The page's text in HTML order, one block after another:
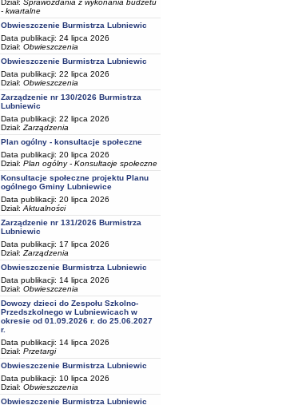
Dział: Sprawozdania z wykonania budżetu
- kwartalne
Obwieszczenie Burmistrza Lubniewic
Data publikacji: 24 lipca 2026
Dział: Obwieszczenia
Obwieszczenie Burmistrza Lubniewic
Data publikacji: 22 lipca 2026
Dział: Obwieszczenia
Zarządzenie nr 130/2026 Burmistrza
Lubniewic
Data publikacji: 22 lipca 2026
Dział: Zarządzenia
Plan ogólny - konsultacje społeczne
Data publikacji: 20 lipca 2026
Dział: Plan ogólny - Konsultacje społeczne
Konsultacje społeczne projektu Planu
ogólnego Gminy Lubniewice
Data publikacji: 20 lipca 2026
Dział: Aktualności
Zarządzenie nr 131/2026 Burmistrza
Lubniewic
Data publikacji: 17 lipca 2026
Dział: Zarządzenia
Obwieszczenie Burmistrza Lubniewic
Data publikacji: 14 lipca 2026
Dział: Obwieszczenia
Dowozy dzieci do Zespołu Szkolno-
Przedszkolnego w Lubniewicach w
okresie od 01.09.2026 r. do 25.06.2027
r.
Data publikacji: 14 lipca 2026
Dział: Przetargi
Obwieszczenie Burmistrza Lubniewic
Data publikacji: 10 lipca 2026
Dział: Obwieszczenia
Obwieszczenie Burmistrza Lubniewic